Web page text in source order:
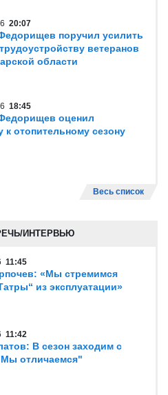
20:07
поручил усилить
ветеранов
области
18:45
оценил
к отопительному сезону
Весь список
ИНТЕРВЬЮ
11:45
«Мы стремимся
из эксплуатации»
11:42
В сезон заходим с
отличаемся"